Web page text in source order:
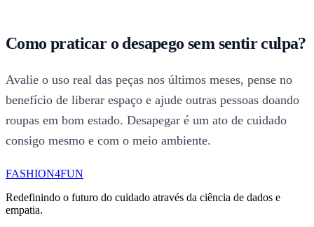
Como praticar o desapego sem sentir culpa?
Avalie o uso real das peças nos últimos meses, pense no
benefício de liberar espaço e ajude outras pessoas doando
roupas em bom estado. Desapegar é um ato de cuidado
consigo mesmo e com o meio ambiente.
FASHION4FUN
Redefinindo o futuro do cuidado através da ciência de dados e
empatia.